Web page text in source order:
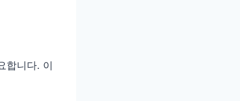
합니다. 이